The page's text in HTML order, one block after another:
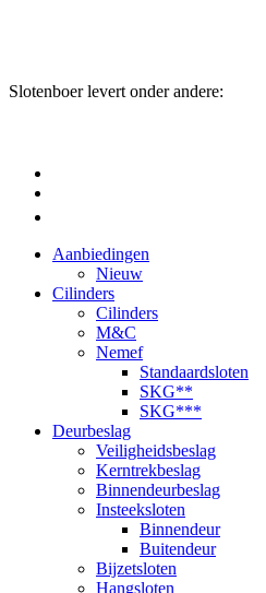
Slotenboer levert onder andere:
Aanbiedingen
Nieuw
Cilinders
Cilinders
M&C
Nemef
Standaardsloten
SKG**
SKG***
Deurbeslag
Veiligheidsbeslag
Kerntrekbeslag
Binnendeurbeslag
Insteeksloten
Binnendeur
Buitendeur
Bijzetsloten
Hangsloten